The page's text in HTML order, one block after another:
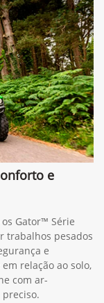
e
Gator™ Série
trabalhos pesados
e
relação ao solo,
com ar-